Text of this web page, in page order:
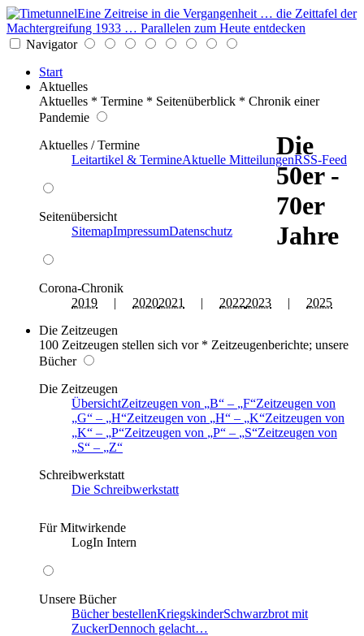
Eine Zeitreise in die Vergangenheit … die Zeittafel der
Machtergreifung 1933 … Parallelen zum Heute entdecken
Navigator
Start
Aktuelles
Aktuelles * Termine * Seitenüberblick * Chronik einer
Pandemie
Aktuelles / Termine
Leitartikel & TermineAktuelle MitteilungenRSS-Feed
Seitenübersicht
SitemapImpressumDatenschutz
Corona-Chronik
2019 | 20202021 | 20222023 | 2025
Die Zeitzeugen
100 Zeitzeugen stellen sich vor * Zeitzeugenberichte; unsere
Bücher
Die Zeitzeugen
ÜbersichtZeitzeugen von B – F Zeitzeugen von
G
– H Zeitzeugen von H – K Zeitzeugen von
K
– P Zeitzeugen von P – S Zeitzeugen von
S
–
Z
Schreibwerkstatt
Die Schreibwerkstatt
Für Mitwirkende
LogIn Intern
Unsere Bücher
Bücher bestellenKriegskinderSchwarzbrot mit
ZuckerDennoch gelacht…
Die
50er -
70er
Jahre